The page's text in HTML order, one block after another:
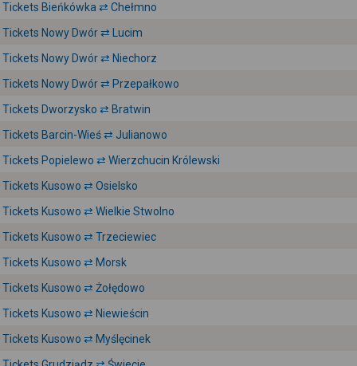
Tickets Bieńkówka ⇄ Chełmno
Tickets Nowy Dwór ⇄ Lucim
Tickets Nowy Dwór ⇄ Niechorz
Tickets Nowy Dwór ⇄ Przepałkowo
Tickets Dworzysko ⇄ Bratwin
Tickets Barcin-Wieś ⇄ Julianowo
Tickets Popielewo ⇄ Wierzchucin Królewski
Tickets Kusowo ⇄ Osielsko
Tickets Kusowo ⇄ Wielkie Stwolno
Tickets Kusowo ⇄ Trzeciewiec
Tickets Kusowo ⇄ Morsk
Tickets Kusowo ⇄ Żołędowo
Tickets Kusowo ⇄ Niewieścin
Tickets Kusowo ⇄ Myślęcinek